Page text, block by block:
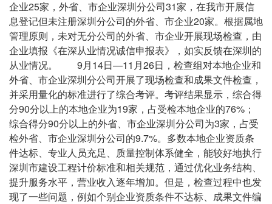
企业25家，外省、市企业深圳分公司31家，在我市开展信
息登记但未注册深圳分公司的外省、市企业20家。根据属地
管理原则，未对无分公司的外省、市企业开展现场检查，由
企业填报《在深从业情况诚信申报表》，如实反馈在深圳的
从业情况。 9月14日—11月26日，检查组对本地企业和
外省、市企业深圳分公司开展了现场检查和成果文件检查，
并采用量化的标准进行了综合考评。考评结果显示，综合得
分90分以上的本地企业为19家，占受检本地企业的76%；
综合得分90分以上的外省、市企业深圳分公司为3家，占受
检外省、市企业深圳分公司的9.7%。多数本地企业资质条
件达标、专业人员充足、质量控制体系健全，能较好地执行
深圳市建设工程计价标准和相关规范，通过优化业务结构、
提升服务水平，营业收入逐年增加。但是，检查过程中也发
现了一些问题，例如个别企业资质条件不达标、成果文件编